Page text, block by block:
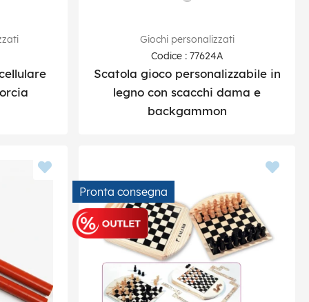
Giochi personalizzati
Codice : 77624A
Scatola gioco personalizzabile in
legno con scacchi dama e
backgammon
Pronta consegna